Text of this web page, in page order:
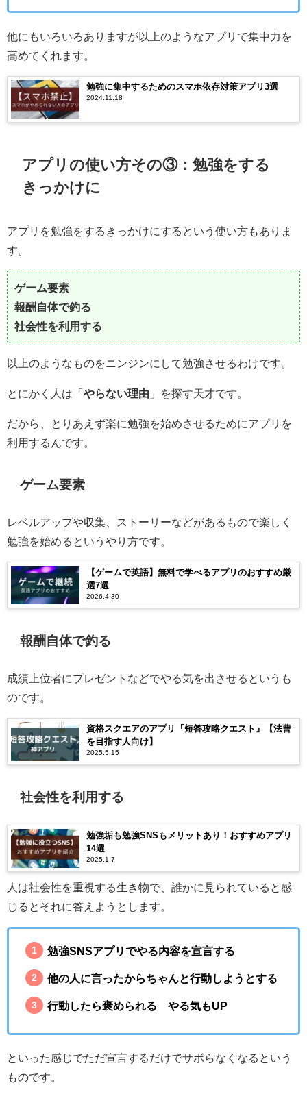
他にもいろいろありますが以上のようなアプリで集中力を
高めてくれます。
勉強に集中するためのスマホ依存対策アプリ3選
2024.11.18
アプリの使い方その③：勉強をする
きっかけに
アプリを勉強をするきっかけにするという使い方もありま
す。
ゲーム要素
報酬自体で釣る
社会性を利用する
以上のようなものをニンジンにして勉強させるわけです。
とにかく人は「 やらない理由 」を探す天才です。
だから、とりあえず楽に勉強を始めさせるためにアプリを
利用するんです。
ゲーム要素
レベルアップや収集、ストーリーなどがあるもので楽しく
勉強を始めるというやり方です。
【ゲームで英語】無料で学べるアプリのおすすめ厳
選7選
2026.4.30
報酬自体で釣る
成績上位者にプレゼントなどでやる気を出させるというも
のです。
資格スクエアのアプリ『短答攻略クエスト』【法曹
を目指す人向け】
2025.5.15
社会性を利用する
勉強垢も勉強SNSもメリットあり！おすすめアプリ
14選
2025.1.7
人は社会性を重視する生き物で、誰かに見られていると感
じるとそれに答えようとします。
勉強SNSアプリでやる内容を宣言する
他の人に言ったからちゃんと行動しようとする
行動したら褒められる やる気もUP
といった感じでただ宣言するだけでサボらなくなるという
ものです。